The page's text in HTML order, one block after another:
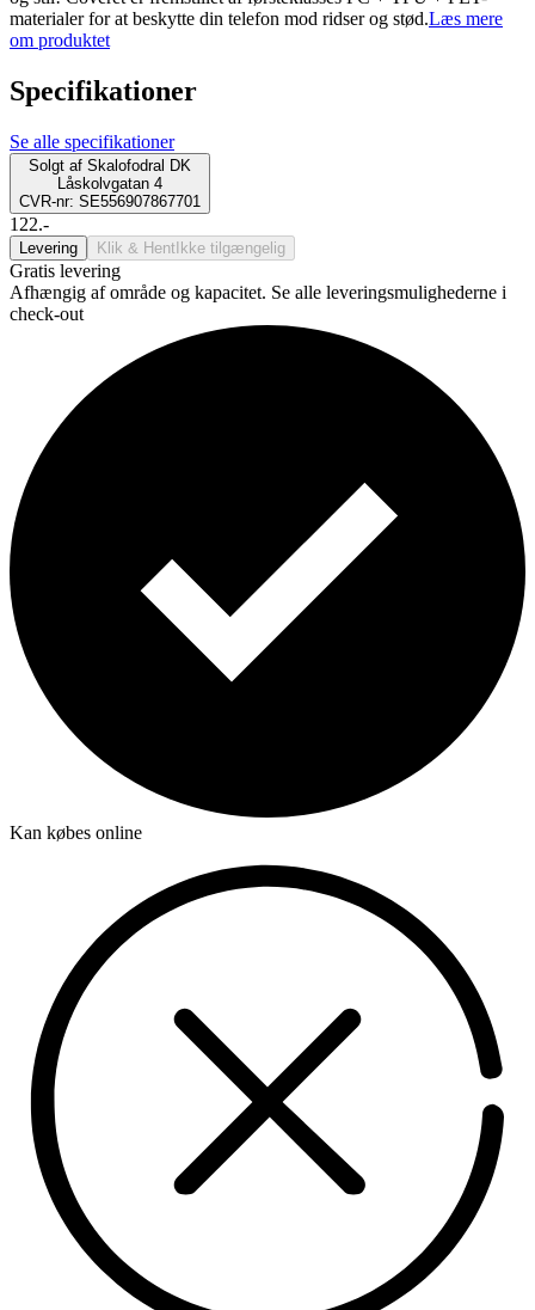
materialer for at beskytte din telefon mod ridser og stød.Læs mere
om produktet
Specifikationer
Se alle specifikationer
Solgt af Skalofodral DK
Låskolvgatan 4
CVR-nr: SE556907867701
122.-
Levering Klik & Hent Ikke tilgængelig
Gratis levering
Afhængig af område og kapacitet. Se alle leveringsmulighederne i
check-out
Kan købes online